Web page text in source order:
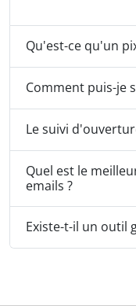
Qu'est-ce qu'un
Comment puis-je
Le suivi
Quel est le
emails ?
Existe-t-il un outil